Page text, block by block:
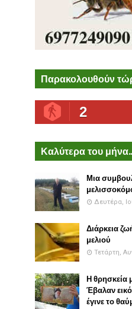
Παρακολουθούν
2
Καλύτερα του
Μια
Δευτέρα,
Διάρκεια
μελιού
Τετάρτη,
Η θρησκεία
Έβαλαν
έγινε το